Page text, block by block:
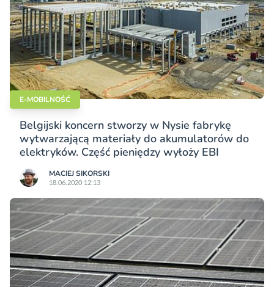
E-MOBILNOŚĆ
Belgijski koncern stworzy w Nysie fabrykę
wytwarzającą materiały do akumulatorów do
elektryków. Część pieniędzy wyłoży EBI
MACIEJ SIKORSKI
18.06.2020 12:13